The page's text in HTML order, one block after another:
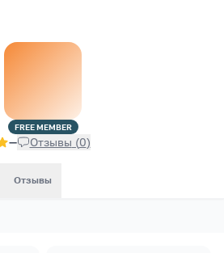
FREEMEMBER
— Отзывы (0)
Отзывы